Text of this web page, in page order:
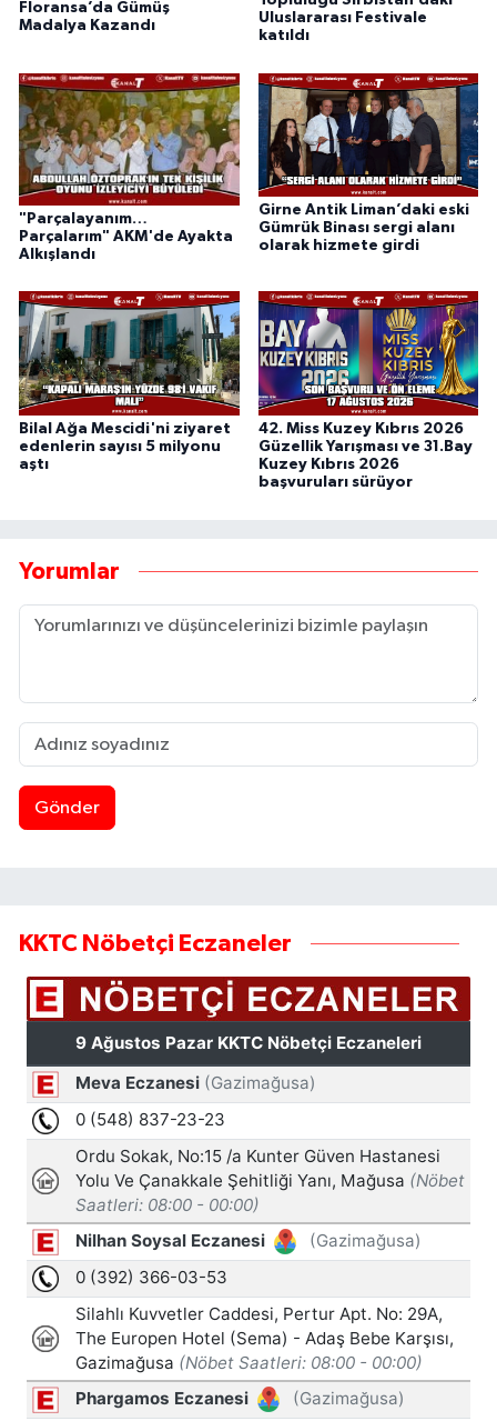
Floransa’da Gümüş
Madalya Kazandı
Uluslararası Festivale
katıldı
"Parçalayanım…
Parçalarım" AKM'de Ayakta
Alkışlandı
Girne Antik Liman’daki eski
Gümrük Binası sergi alanı
olarak hizmete girdi
Bilal Ağa Mescidi'ni ziyaret
edenlerin sayısı 5 milyonu
aştı
42. Miss Kuzey Kıbrıs 2026
Güzellik Yarışması ve 31.Bay
Kuzey Kıbrıs 2026
başvuruları sürüyor
Yorumlar
Gönder
KKTC Nöbetçi Eczaneler